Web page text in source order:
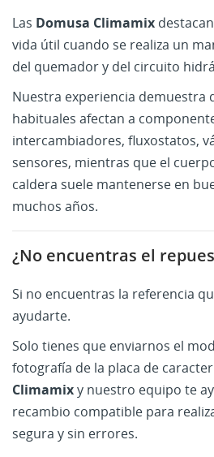
Las Domusa Climamix
vida útil cuando se realiza un
del quemador y del circuito
Nuestra experiencia demuestra
habituales afectan a
intercambiadores, fluxostatos,
sensores, mientras que el
caldera suele mantenerse en
muchos años.
¿No encuentras el
Si no encuentras la referencia
ayudarte.
Solo tienes que enviarnos el
fotografía de la placa de
Climamixy nuestro equipo te
recambio compatible para
segura y sin errores.